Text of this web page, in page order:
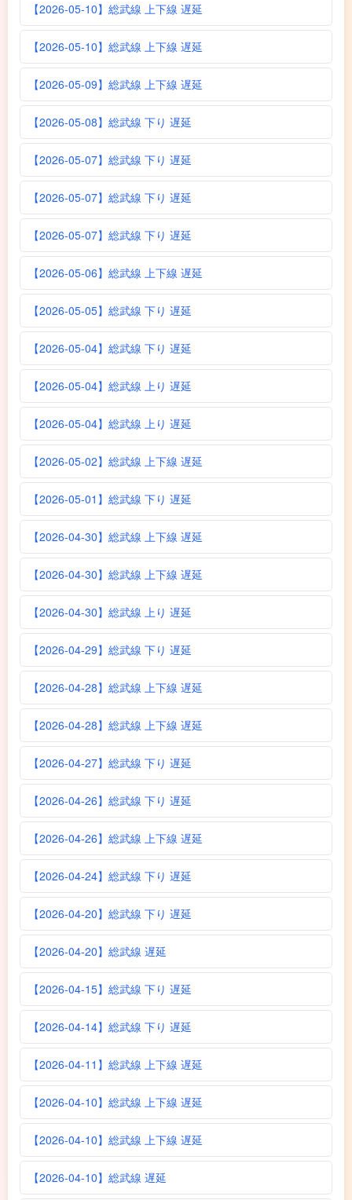
【2026-05-10】総武線 上下線 遅延
【2026-05-10】総武線 上下線 遅延
【2026-05-09】総武線 上下線 遅延
【2026-05-08】総武線 下り 遅延
【2026-05-07】総武線 下り 遅延
【2026-05-07】総武線 下り 遅延
【2026-05-07】総武線 下り 遅延
【2026-05-06】総武線 上下線 遅延
【2026-05-05】総武線 下り 遅延
【2026-05-04】総武線 下り 遅延
【2026-05-04】総武線 上り 遅延
【2026-05-04】総武線 上り 遅延
【2026-05-02】総武線 上下線 遅延
【2026-05-01】総武線 下り 遅延
【2026-04-30】総武線 上下線 遅延
【2026-04-30】総武線 上下線 遅延
【2026-04-30】総武線 上り 遅延
【2026-04-29】総武線 下り 遅延
【2026-04-28】総武線 上下線 遅延
【2026-04-28】総武線 上下線 遅延
【2026-04-27】総武線 下り 遅延
【2026-04-26】総武線 下り 遅延
【2026-04-26】総武線 上下線 遅延
【2026-04-24】総武線 下り 遅延
【2026-04-20】総武線 下り 遅延
【2026-04-20】総武線 遅延
【2026-04-15】総武線 下り 遅延
【2026-04-14】総武線 下り 遅延
【2026-04-11】総武線 上下線 遅延
【2026-04-10】総武線 上下線 遅延
【2026-04-10】総武線 上下線 遅延
【2026-04-10】総武線 遅延